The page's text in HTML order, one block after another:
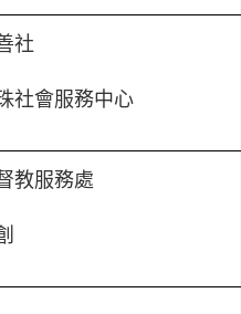
社
社會服務中心
教服務處